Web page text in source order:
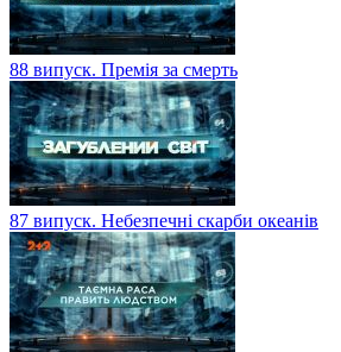
88 випуск. Премія за смерть
87 випуск. Небезпечні скарби океанів